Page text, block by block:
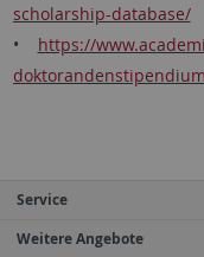
scholarship-database/
• https://
doktorandenstipendium
Service
Weitere Angebote